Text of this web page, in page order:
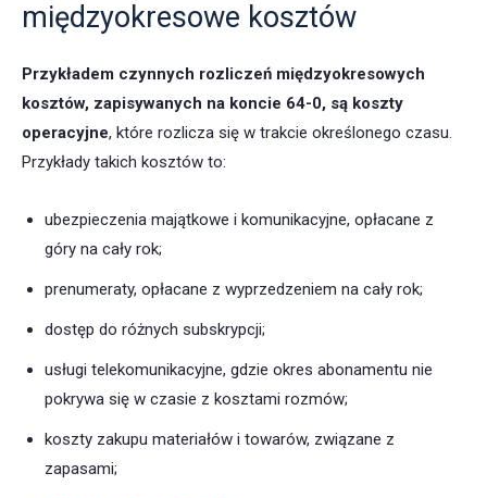
międzyokresowe kosztów
Przykładem czynnych rozliczeń międzyokresowych
kosztów, zapisywanych na koncie 64-0, są koszty
operacyjne, które rozlicza się w trakcie określonego czasu.
Przykłady takich kosztów to:
ubezpieczenia majątkowe i komunikacyjne, opłacane z
góry na cały rok;
prenumeraty, opłacane z wyprzedzeniem na cały rok;
dostęp do różnych subskrypcji;
usługi telekomunikacyjne, gdzie okres abonamentu nie
pokrywa się w czasie z kosztami rozmów;
koszty zakupu materiałów i towarów, związane z
zapasami;